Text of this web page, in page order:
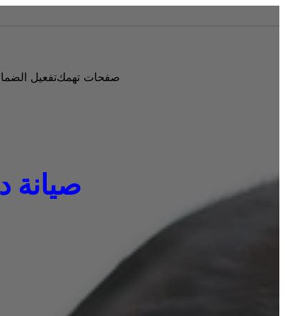
تفعيلصفحات تهمك
صيانة